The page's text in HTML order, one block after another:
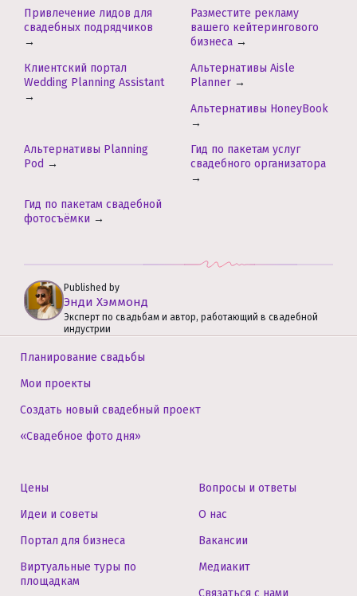
Привлечение лидов для
свадебных подрядчиков
→
Разместите рекламу
вашего кейтерингового
бизнеса →
Клиентский портал
Wedding Planning Assistant
→
Альтернативы Aisle
Planner →
Альтернативы HoneyBook
→
Альтернативы Planning
Pod →
Гид по пакетам услуг
свадебного организатора
→
Гид по пакетам свадебной
фотосъёмки →
Published by
Энди Хэммонд
Эксперт по свадьбам и автор, работающий в свадебной
индустрии
Планирование свадьбы
Мои проекты
Создать новый свадебный проект
«Свадебное фото дня»
Цены
Идеи и советы
Портал для бизнеса
Виртуальные туры по
площадкам
Вопросы и ответы
О нас
Вакансии
Медиакит